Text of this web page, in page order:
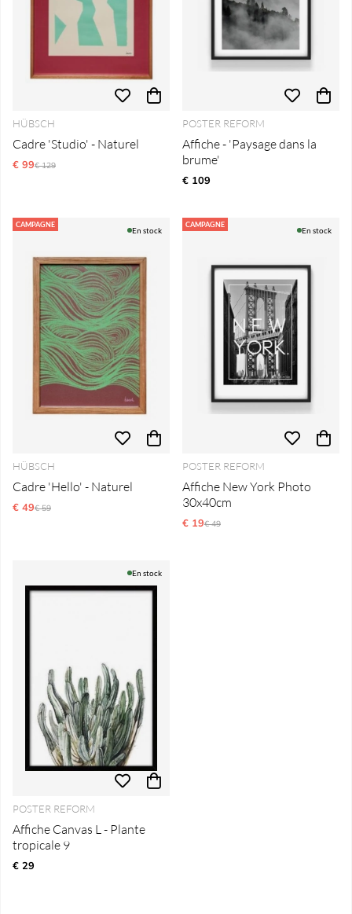
HÜBSCH
Cadre 'Studio' - Naturel
€ 99Prix régulier:
€ 129
POSTER REFORM
Affiche - 'Paysage dans la
brume'
€ 109
CAMPAGNE
En stock
HÜBSCH
Cadre 'Hello' - Naturel
€ 49Prix régulier:
€ 59
CAMPAGNE
En stock
POSTER REFORM
Affiche New York Photo
30x40cm
€ 19Prix régulier:
€ 49
En stock
POSTER REFORM
Affiche Canvas L - Plante
tropicale 9
€ 29